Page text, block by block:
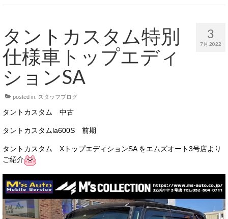
M’sCollectionパーツ一覧
エムズオート
M’sCollection
エムズオートとは
店舗情報
店舗情報
会社概要
3
7月 2022
タントカスタム特別
仕様車トップエディ
ションSA
posted in: スタッフブログ
タントカスタム 中古
タントカスタムla600S 前期
タントカスタム XトップエディションSA をエムズオート3号店より
ご紹介